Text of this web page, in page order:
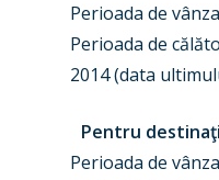
Perioada de
Perioada de
2014 (data
Pentru
Perioada de